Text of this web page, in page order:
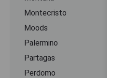
Montecristo
Moods
Palermino
Partagas
Perdomo